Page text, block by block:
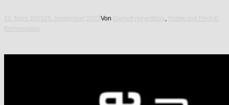
Von ,